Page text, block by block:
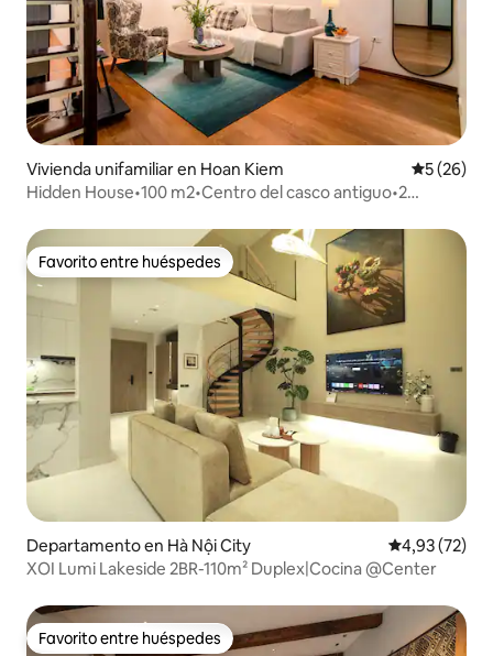
Vivienda unifamiliar en Hoan Kiem
5 (26)
Hidden House•100 m2•Centro del casco antiguo•2
Favorito entre huéspedes
Favorito entre huéspedes
Departamento en Hà Nội City Calificación
4,93 (72)
XOI Lumi Lakeside 2BR-110m² Duplex|Cocina @Center
Favorito entre huéspedes
Favorito entre huéspedes